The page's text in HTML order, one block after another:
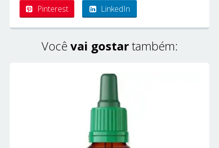
Pinterest LinkedIn
Você vai gostartambém: